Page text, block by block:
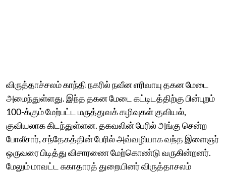
விருத்தாச்சலம் காந்தி நகரில் நவீன எரிவாயு தகன மேடை
அமைந்துள்ளது. இந்த தகன மேடை கட்டிடத்திற்கு பின்புறம்
100-க்கும் மேற்பட்ட மருத்துவக் கழிவுகள் குவியல்,
குவியலாக கிடந்துள்ளன. தகவலின் பேரில் அங்கு சென்ற
போலீசார், சந்தேகத்தின் பேரில் அவ்வழியாக வந்த இளைஞர்
ஒருவரை பிடித்து விசாரணை மேற்கொண்டு வருகின்றனர்.
மேலும் மாவட்ட சுகாதாரத் துறையினர் விருத்தாசலம்